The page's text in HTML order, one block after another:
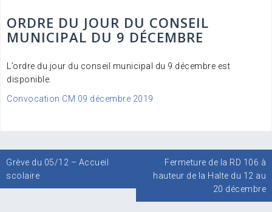
ORDRE DU JOUR DU CONSEIL
MUNICIPAL DU 9 DÉCEMBRE
L’ordre du jour du conseil municipal du 9 décembre est
disponible.
Convocation CM 09 décembre 2019
Navigation
de
l’article
Grève du 05/12 – Accueil
scolaire
Fermeture de la RD 106 à
hauteur de la Halte du 12 au
20 décembre